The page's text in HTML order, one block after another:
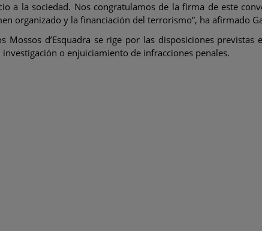
a la sociedad. Nos congratulamos de la firma de este
organizado y la financiación del terrorismo”, ha afirmado
d’Esquadra se rige por las disposiciones
o enjuiciamiento de infracciones penales.